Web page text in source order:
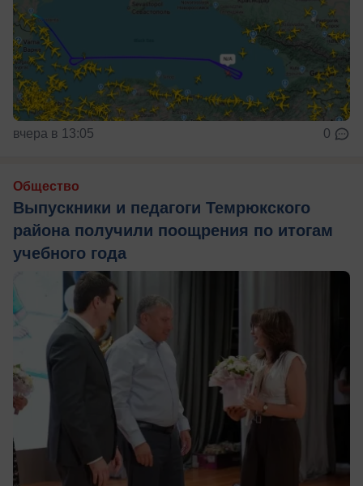
вчера в 13:05 0
Общество
Выпускники и педагоги Темрюкского
района получили поощрения по итогам
учебного года